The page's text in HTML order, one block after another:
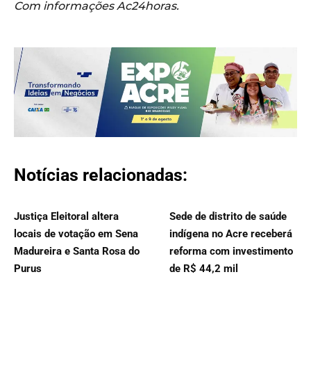
Com informações Ac24horas.
Notícias relacionadas:
Justiça Eleitoral altera
locais de votação em Sena
Madureira e Santa Rosa do
Purus
Sede de distrito de saúde
indígena no Acre receberá
reforma com investimento
de R$ 44,2 mil